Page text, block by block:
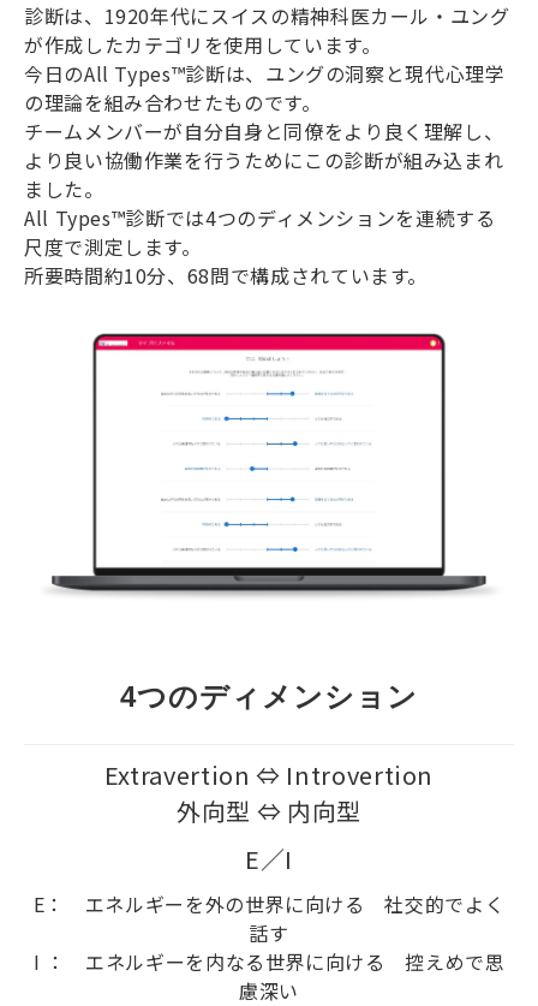
診断は、1920年代にスイスの精神科医カール・ユング
が作成したカテゴリを使用しています。
今日のAll Types™診断は、ユングの洞察と現代心理学
の理論を組み合わせたものです。
チームメンバーが自分自身と同僚をより良く理解し、
より良い協働作業を行うためにこの診断が組み込まれ
ました。
All Types™診断では4つのディメンションを連続する
尺度で測定します。
所要時間約10分、68問で構成されています。
4つのディメンション
Extravertion ⇔ Introvertion
外向型 ⇔ 内向型
E／I
E： エネルギーを外の世界に向ける 社交的でよく
話す
I ： エネルギーを内なる世界に向ける 控えめで思
慮深い